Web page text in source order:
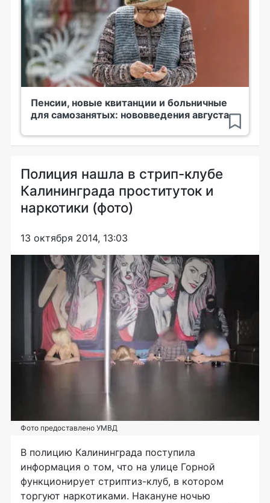
Пенсии, новые квитанции и больничные
для самозанятых: нововведения августа
Полиция нашла в стрип-клубе
Калининграда проституток и
наркотики (фото)
13 октября 2014, 13:03
Фото предоставлено УМВД
В полицию Калининграда поступила
информация о том, что на улице Горной
функционирует стриптиз-клуб, в котором
торгуют наркотиками. Накануне ночью